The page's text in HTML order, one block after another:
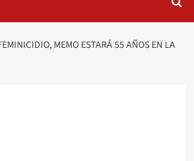
MEMO ESTARÁ 55 AÑOS EN LA